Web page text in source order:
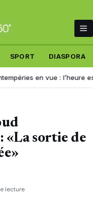
SPORT DIASPORA
en vue : l’heure est
«La sortie de
lecture